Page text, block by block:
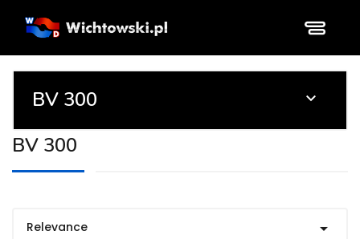
BV 300 
BV 300
Relevance 